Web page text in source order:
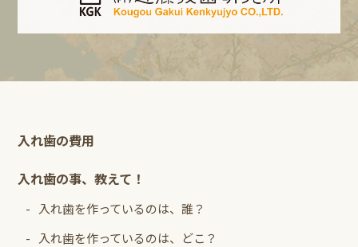
入れ歯の費用
入れ歯の事、教えて！
入れ歯を作っているのは、誰？
入れ歯を作っているのは、どこ？